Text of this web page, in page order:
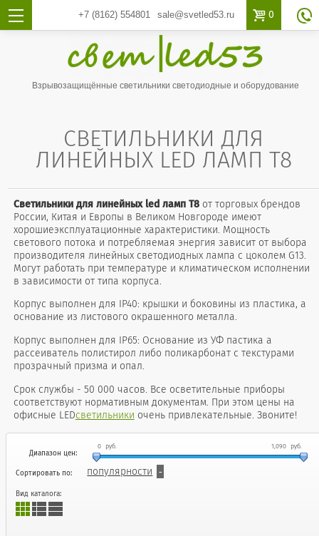
+7 (8162)554801 sale@svetled53.ru  0 
Взрывозащищённые светильники светодиодные и оборудование
СВЕТИЛЬНИКИ ДЛЯ
ЛИНЕЙНЫХ LED ЛАМП T8
Светильники для линейных led ламп T8от торговых брендов
России, Китая и Европы в Великом Новгороде имеют
хорошиеэксплуатационные характеристики. Мощность
светового потока и потребляемая энергия зависит от выбора
производителя линейных светодиодных лампа с цоколем G13.
Могут работать при температуре и климатическом исполнении
в зависимости от типа корпуса.
Корпус выполнен для IP40: крышки и боковины из пластика, а
основание из листового окрашенного металла.
Корпус выполнен для IP65: Основание из УФ пастика а
рассеиватель полистирол либо поликарбонат с текстурами
прозрачный призма и опал.
Срок службы - 50 000 часов. Все осветительные приборы
соответствуют нормативным документам. При этом цены на
офисные LEDсветильники очень привлекательные. Звоните!
Диапазон цен:
0 руб. 1,090 руб.
Вид каталога:
Сортировать по: популярности